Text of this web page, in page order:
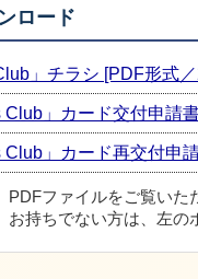
ロード
」チラシ [PDF形式
」カード交付申請
」カード再交付申
PDFファイルをご覧いた
お持ちでない方は、左の